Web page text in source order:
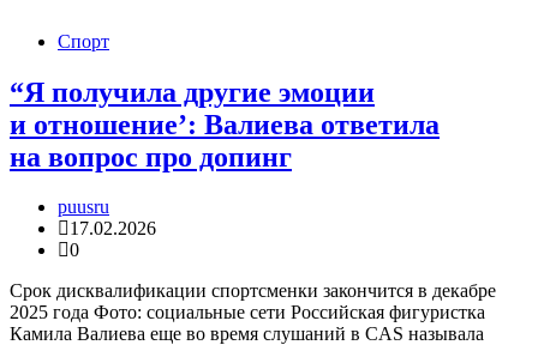
Спорт
“Я получила другие эмоции
и отношение’: Валиева ответила
на вопрос про допинг
puusru
17.02.2026
0
Срок дисквалификации спортсменки закончится в декабре
2025 года Фото: социальные сети Российская фигуристка
Камила Валиева еще во время слушаний в CAS называла